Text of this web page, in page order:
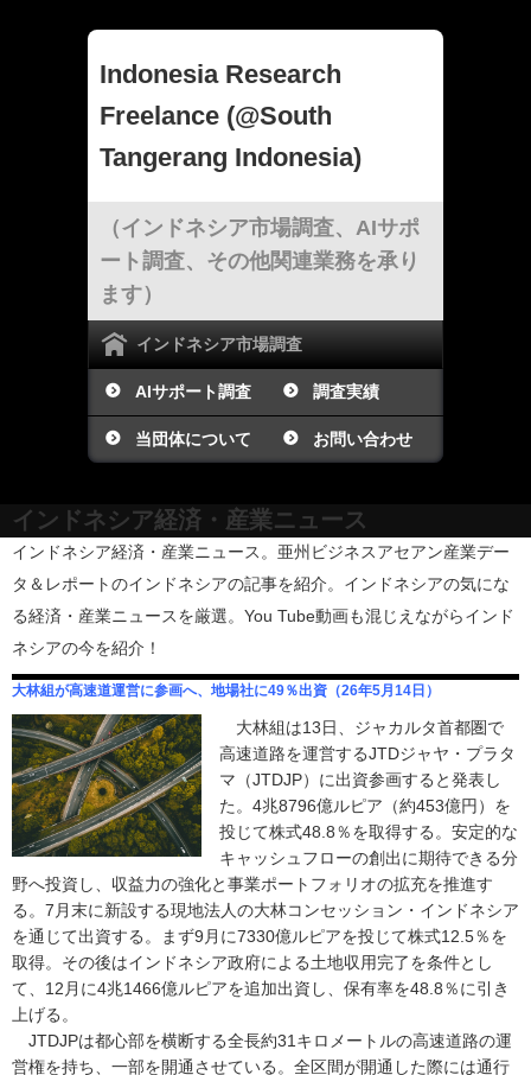
Indonesia Research
Freelance (@South
Tangerang Indonesia)
（インドネシア市場調査、AIサポ
ート調査、その他関連業務を承り
ます）
インドネシア市場調査
AIサポート調査 調査実績
当団体について お問い合わせ
インドネシア経済・産業ニュース
インドネシア経済・産業ニュース。亜州ビジネスアセアン産業デー
タ＆レポートのインドネシアの記事を紹介。インドネシアの気にな
る経済・産業ニュースを厳選。You Tube動画も混じえながらインド
ネシアの今を紹介！
大林組が高速道運営に参画へ、地場社に49％出資（26年5月14日）
大林組は13日、ジャカルタ首都圏で
高速道路を運営するJTDジャヤ・プラタ
マ（JTDJP）に出資参画すると発表し
た。4兆8796億ルピア（約453億円）を
投じて株式48.8％を取得する。安定的な
キャッシュフローの創出に期待できる分
野へ投資し、収益力の強化と事業ポートフォリオの拡充を推進す
る。7月末に新設する現地法人の大林コンセッション・インドネシア
を通じて出資する。まず9月に7330億ルピアを投じて株式12.5％を
取得。その後はインドネシア政府による土地収用完了を条件とし
て、12月に4兆1466億ルピアを追加出資し、保有率を48.8％に引き
上げる。
JTDJPは都心部を横断する全長約31キロメートルの高速道路の運
営権を持ち、一部を開通させている。全区間が開通した際には通行